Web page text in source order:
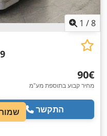
1 /8
‏90 ‏€
מחיר קבוע בתוספת מע"מ
התקשר